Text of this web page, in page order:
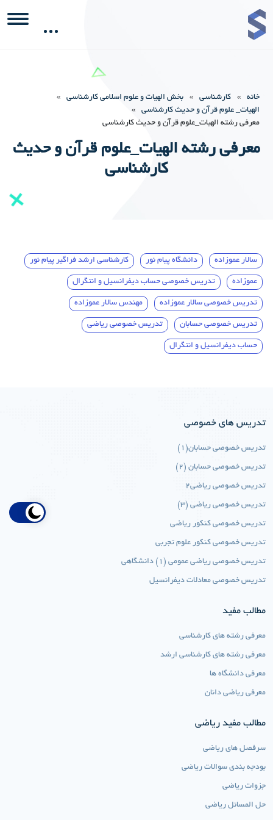
خانه » کارشناسی » بخش الهیات و علوم اسلامی کارشناسی
»
الهیات_ علوم قرآن و حدیث کارشناسی
»
معرفی رشته الهیات_علوم قرآن و حدیث کارشناسی
معرفی رشته الهیات_علوم قرآن و حدیث
کارشناسی
سالار عموزاده دانشگاه پیام نور کارشناسی ارشد فراگیر پیام نور
عموزاده تدریس خصوصی حساب دیفرانسیل و انتگرال
تدریس خصوصی سالار عموزاده مهندس سالار عموزاده
تدریس خصوصی حسابان تدریس خصوصی ریاضی
حساب دیفرانسیل و انتگرال
تدریس های خصوصی
تدریس خصوصی حسابان(1)
تدریس خصوصی حسابان (2)
تدریس خصوصی ریاضی2
تدریس خصوصی ریاضی (3)
تدریس خصوصی کنکور ریاضی
تدریس خصوصی کنکور علوم تجربی
تدریس خصوصی ریاضی عمومی (1) دانشگاهی
تدریس خصوصی معادلات دیفرانسیل
مطالب مفید
معرفی رشته های کارشناسی
معرفی رشته های کارشناسی ارشد
معرفی دانشگاه ها
معرفی ریاضی دانان
مطالب مفید ریاضی
سرفصل های ریاضی
بودجه بندی سوالات ریاضی
جزوات ریاضی
حل المسائل ریاضی